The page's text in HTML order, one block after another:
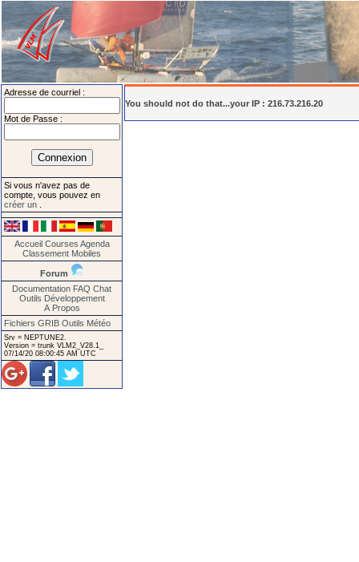
Adresse de courriel :
Mot de Passe :
Si vous n'avez pas de
compte, vous pouvez en
créer un
Accueil Courses Agenda
Classement Mobiles
Forum
Documentation FAQ Chat
Outils Développement
A Propos
Fichiers GRIB Outils Météo
Srv = NEPTUNE2.
Version = trunk VLM2_V28.1_
07/14/20 08:00:45 AM UTC
You should not do that...your IP : 216.73.216.20